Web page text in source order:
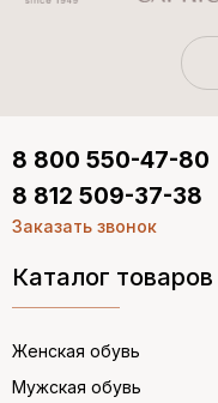
Каталог товаров
Женская обувь
Мужская обувь
8 800 550-47-80
8 812 509-37-38
Заказать звонок